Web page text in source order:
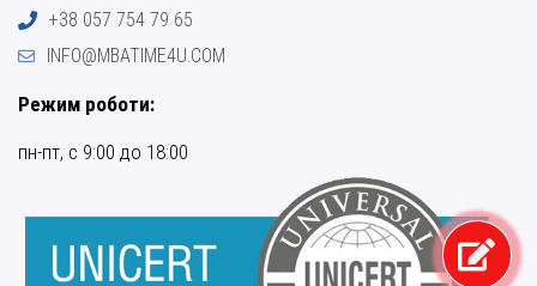
+38 057 754 79 65
INFO@MBATIME4U.COM
Режим роботи:
пн-пт, с 9:00 до 18:00